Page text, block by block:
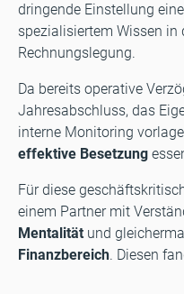
dringende Einstellung
spezialisiertem Wissen in
Rechnungslegung.
Da bereits operative
Jahresabschluss, das
interne Monitoring
effektive Besetzung
Für diese
einem Partner mit
Mentalität und
Finanzbereich. Diesen